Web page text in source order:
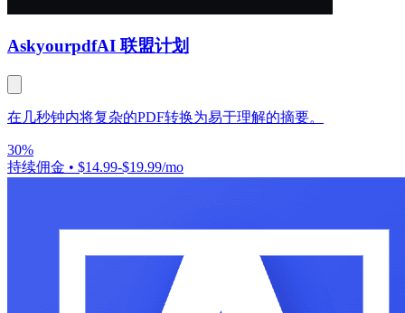
AskyourpdfAI 联盟计划
在几秒钟内将复杂的PDF转换为易于理解的摘要。
30%
持续佣金 • $14.99-$19.99/mo